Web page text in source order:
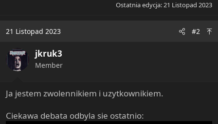
Ostatnia edycja:21 Listopad 2023
21 Listopad 2023 #2
jkruk3
Member
Ja jestem zwolennikiem i uzytkownikiem.
Ciekawa debata odbyla sie ostatnio: